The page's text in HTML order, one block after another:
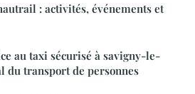
: activités, événements et
au taxi sécurisé à savigny-le-
du transport de personnes